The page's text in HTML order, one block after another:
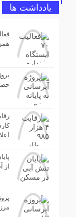
یادداشت ها
از